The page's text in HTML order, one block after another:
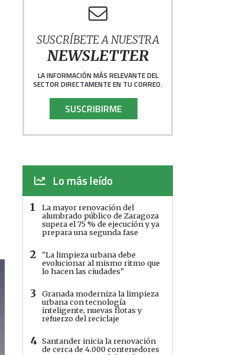
SUSCRÍBETE A NUESTRA
NEWSLETTER
LA INFORMACIÓN MÁS RELEVANTE DEL
SECTOR DIRECTAMENTE EN TU CORREO.
SUSCRIBIRME
Lo más leído
1
La mayor renovación del
alumbrado público de Zaragoza
supera el 75 % de ejecución y ya
prepara una segunda fase
2
"La limpieza urbana debe
evolucionar al mismo ritmo que
lo hacen las ciudades"
3
Granada moderniza la limpieza
urbana con tecnología
inteligente, nuevas flotas y
refuerzo del reciclaje
4 Santander inicia la renovación
de cerca de 4.000 contenedores